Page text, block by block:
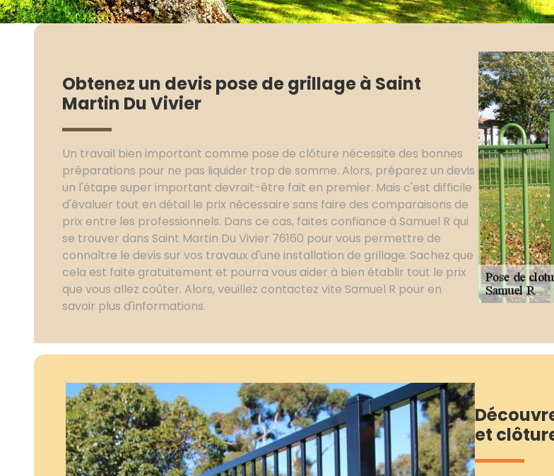
Obtenez un devis pose de grillage à Saint
Martin Du Vivier
Un travail bien important comme pose de clôture nécessite des bonnes
préparations pour ne pas liquider trop de somme. Alors, préparez un devis
un l'étape super important devrait-être fait en premier. Mais c'est difficile
d'évaluer tout en détail le prix nécessaire sans faire des comparaisons de
prix entre les professionnels. Dans ce cas, faites confiance à Samuel R qui
se trouver dans Saint Martin Du Vivier 76160 pour vous permettre de
connaître le devis sur vos travaux d'une installation de grillage. Sachez que
cela est faite gratuitement et pourra vous aider à bien établir tout le prix
que vous allez coûter. Alors, veuillez contactez vite Samuel R pour en
savoir plus d'informations.
et